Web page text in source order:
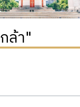
ล้า"